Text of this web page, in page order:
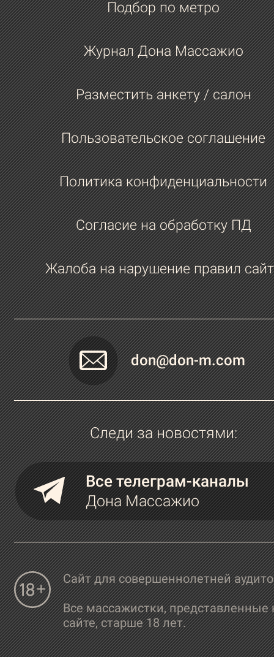
Подбор по метро
Журнал Дона Массажио
Разместить анкету / салон
Пользовательское соглашение
Политика конфиденциальности
Согласие на обработку ПД
Жалоба на нарушение правил
don@don-m.com
Следи за новостями:
Все телеграм-каналы
Дона Массажио
Сайт для совершеннолетней
Все массажистки, представленные
сайте, старше 18 лет.